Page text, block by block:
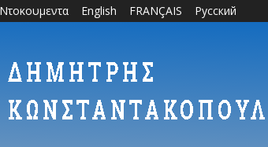
Ντοκουμεντα English FRANÇAIS Русский